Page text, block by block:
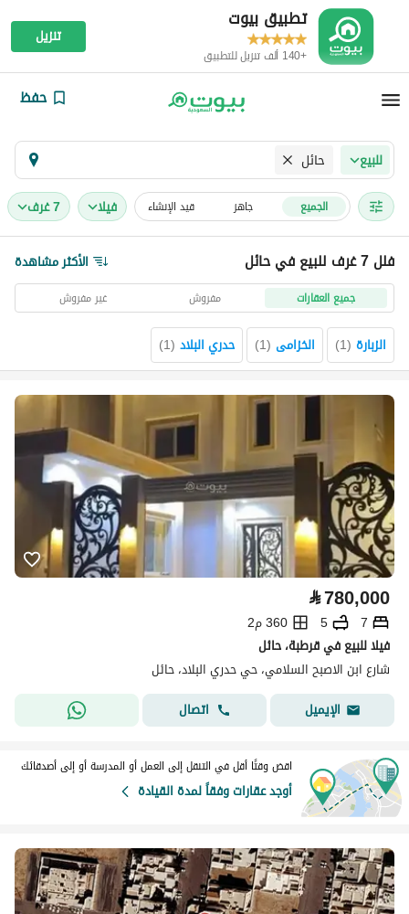
تطبيق بيوت
+140 ألف تنزيل للتطبيق
تنزيل
حفظ
للبيع حائل
الجميع جاهز قيد الإنشاء فیلا 7 غرف
فلل 7 غرف للبيع في حائل الأكثر مشاهدة
جميع العقارات مفروش غير مفروش
الزبارة (
1
) الخزامى (
1
) حدري البلاد (
1
)
⃁780,000
7
5
360 م2
فيلا للبيع في قرطبة، حائل
شارع ابن الاصبح السلامي، حي حدري البلاد، حائل
الإيميل
اتصال
اقض وقتًا أقل في التنقل إلى العمل أو المدرسة أو إلى أصدقائك
أوجد عقارات وفقاً لمدة القيادة